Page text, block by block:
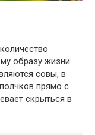
образу жизни.
совы, в
прямо с
скрыться в